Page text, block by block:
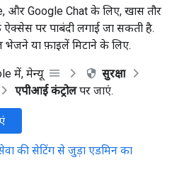
और Google Chat के लिए, खास तौर
पर पाबंदी लगाई जा सकती है.
या फ़ाइलें मिटाने के लिए.
में, मेन्यू
सुरक्षा
एपीआई कंट्रोलपर जाएं.
की सेटिंग से जुड़ा एडमिन का